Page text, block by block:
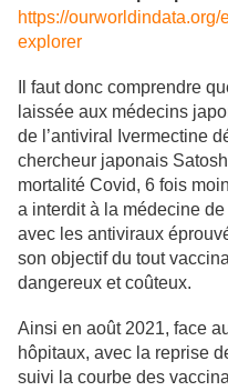
https://
explorer
Il faut donc comprendre
laissée aux médecins
de l’antiviral Ivermectine
chercheur japonais
mortalité Covid, 6 fois
a interdit à la médecine
avec les antiviraux
son objectif du tout
dangereux et coûteux.
Ainsi en août 2021, face
hôpitaux, avec la reprise
suivi la courbe des